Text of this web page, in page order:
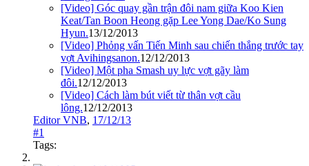
[Video] Góc quay gần trận đôi nam giữa Koo Kien
Keat/Tan Boon Heong gặp Lee Yong Dae/Ko Sung
Hyun.13/12/2013
[Video] Phỏng vấn Tiến Minh sau chiến thắng trước tay
vợt Avihingsanon.12/12/2013
[Video] Một pha Smash uy lực vợt gãy làm
đôi.12/12/2013
[Video] Cách làm bút viết từ thân vợt cầu
lông.12/12/2013
Editor VNB, 17/12/13
#1
Tags: